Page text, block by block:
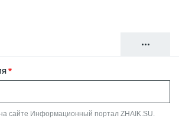
•••
сайте Информационный портал ZHAIK.SU.